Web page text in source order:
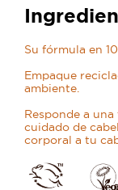
Su fórmula en
Empaque
ambiente.
Responde a
cuidado de
corporal a tu